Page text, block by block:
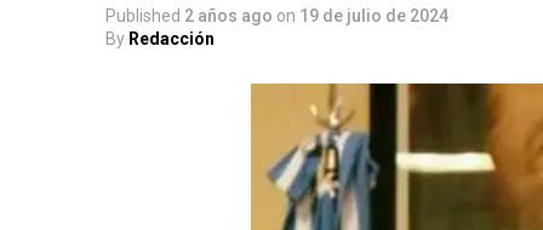
Published 2 años ago on 19 de julio de 2024
By Redacción